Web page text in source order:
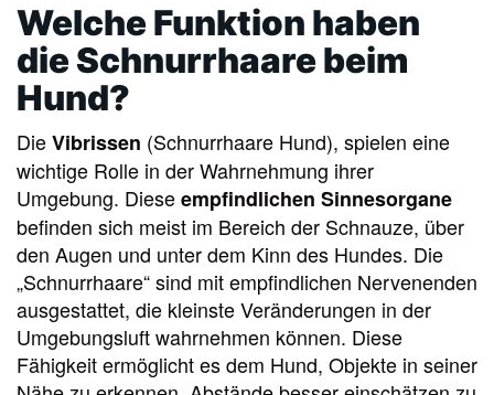
Welche Funktion haben
die Schnurrhaare beim
Hund?
DieVibrissen (Schnurrhaare Hund), spielen eine
wichtige Rolle in der Wahrnehmung ihrer
Umgebung. Dieseempfindlichen Sinnesorgane
befinden sich meist im Bereich der Schnauze, über
den Augen und unter dem Kinn des Hundes. Die
„Schnurrhaare“ sind mit empfindlichen Nervenenden
ausgestattet, die kleinste Veränderungen in der
Umgebungsluft wahrnehmen können. Diese
Fähigkeit ermöglicht es dem Hund, Objekte in seiner